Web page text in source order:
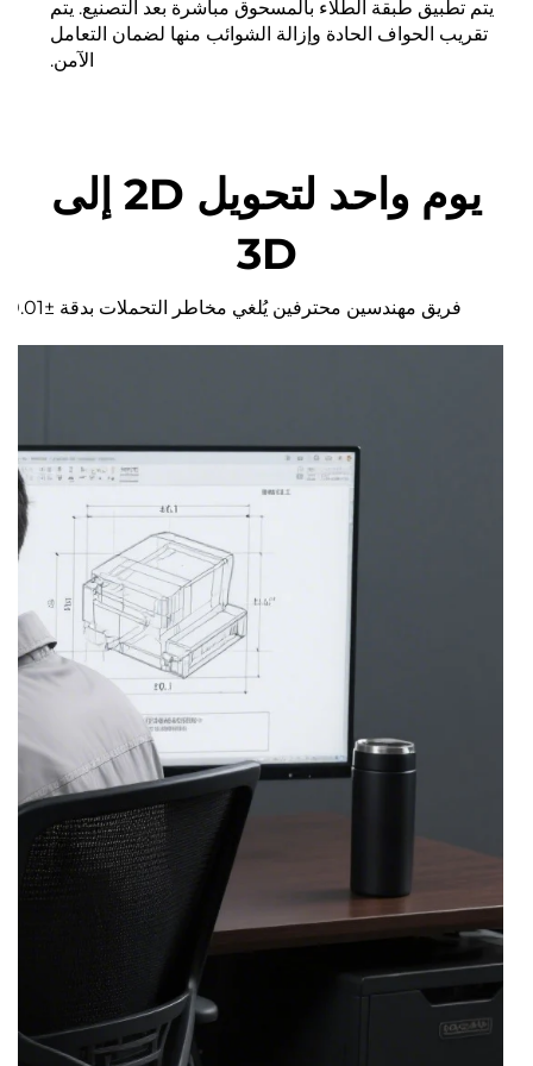
يتم تطبيق طبقة الطلاء بالمسحوق مباشرة بعد التصنيع. يتم
تقريب الحواف الحادة وإزالة الشوائب منها لضمان التعامل
الآمن.
يوم واحد لتحويل 2D إلى
3D
فريق مهندسين محترفين يُلغي مخاطر التحملات بدقة ±0.01 مم للامتثال لمعايير GD&T. وحقق هياكل غير قابلة للتحقيق باستخدام مكونات ذات جدران رقيقة وهندسات معقدة